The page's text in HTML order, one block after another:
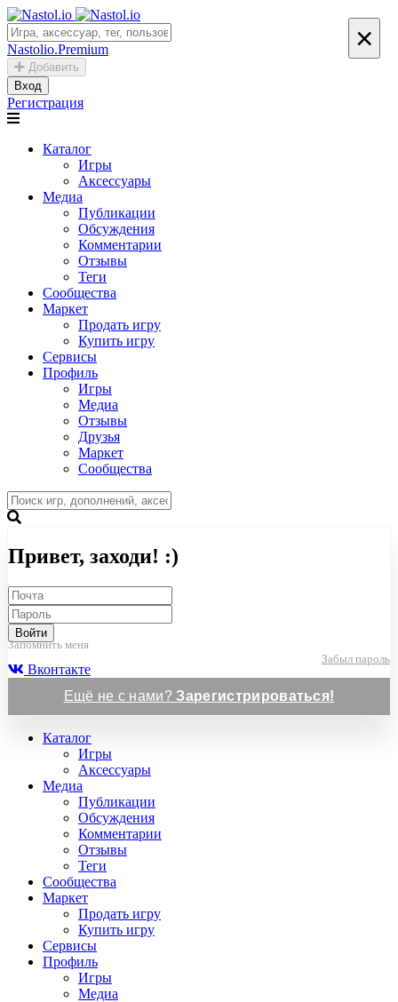
Nastolio.Premium
Добавить
Вход
Регистрация
Каталог
Игры
Аксессуары
Медиа
Публикации
Обсуждения
Комментарии
Отзывы
Теги
Сообщества
Маркет
Продать игру
Купить игру
Сервисы
Профиль
Игры
Медиа
Отзывы
Друзья
Маркет
Сообщества
×
Привет, заходи! :)
Войти
Запомнить меня
Забыл пароль
Вконтакте
Ещё не с нами?Зарегистрироваться!
Каталог
Игры
Аксессуары
Медиа
Публикации
Обсуждения
Комментарии
Отзывы
Теги
Сообщества
Маркет
Продать игру
Купить игру
Сервисы
Профиль
Игры
Медиа